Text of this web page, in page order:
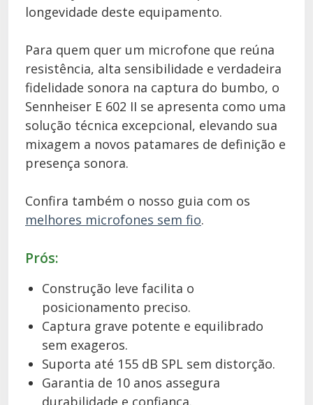
longevidade deste equipamento.
Para quem quer um microfone que reúna
resistência, alta sensibilidade e verdadeira
fidelidade sonora na captura do bumbo, o
Sennheiser E 602 II se apresenta como uma
solução técnica excepcional, elevando sua
mixagem a novos patamares de definição e
presença sonora.
Confira também o nosso guia com os
melhores microfones sem fio.
Prós:
Construção leve facilita o
posicionamento preciso.
Captura grave potente e equilibrado
sem exageros.
Suporta até 155 dB SPL sem distorção.
Garantia de 10 anos assegura
durabilidade e confiança.